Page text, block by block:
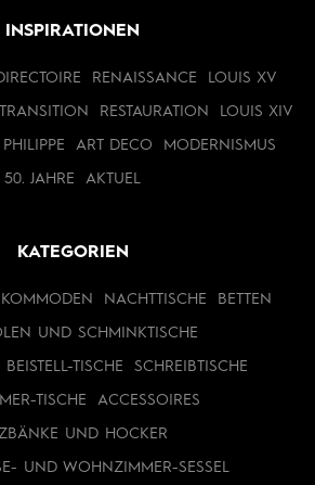
INSPIRATIONEN
RENAISSANCE LOUIS XV
TRANSITION RESTAURATION LOUIS XIV
ART DECO MODERNISMUS
50. JAHRE AKTUEL
KATEGORIEN
NACHTTISCHE BETTEN
UND SCHMINKTISCHE
TISCHE SCHREIBTISCHE
TISCHE ACCESSOIRES
UND HOCKER
UND WOHNZIMMER-SESSEL